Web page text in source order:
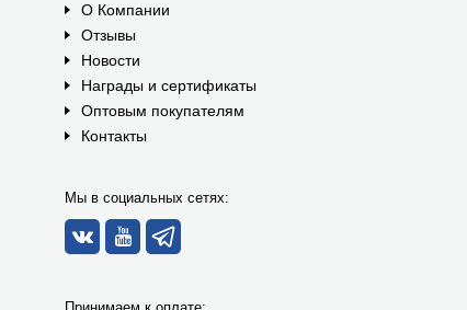
О Компании
Отзывы
Новости
Награды и сертификаты
Оптовым покупателям
Контакты
Мы в социальных сетях: